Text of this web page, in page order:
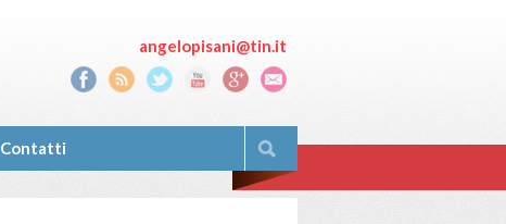
angelopisani@tin.it
Contatti